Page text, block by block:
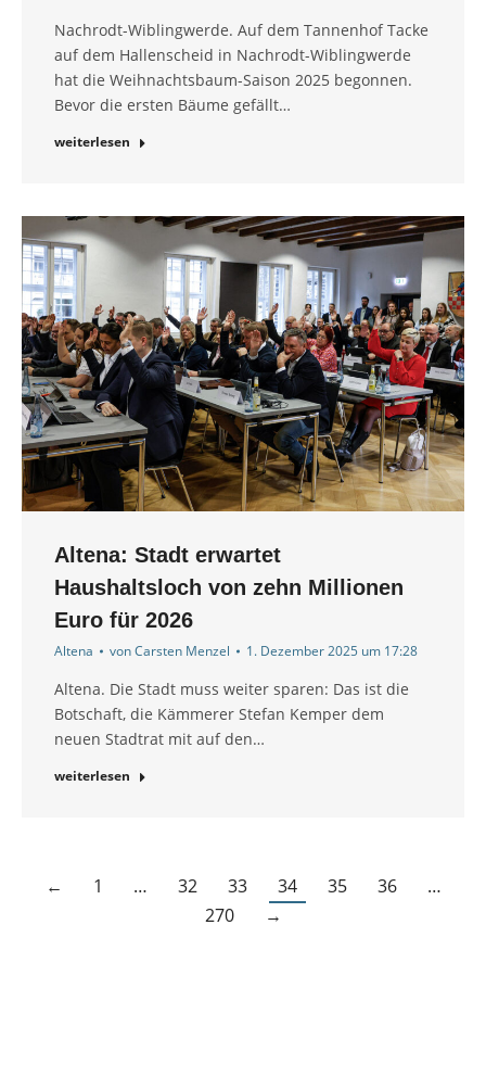
Nachrodt-Wiblingwerde. Auf dem Tannenhof Tacke
auf dem Hallenscheid in Nachrodt-Wiblingwerde
hat die Weihnachtsbaum-Saison 2025 begonnen.
Bevor die ersten Bäume gefällt…
weiterlesen
Altena: Stadt erwartet
Haushaltsloch von zehn Millionen
Euro für 2026
Altena vonCarsten Menzel 1. Dezember 2025 um 17:28
Altena. Die Stadt muss weiter sparen: Das ist die
Botschaft, die Kämmerer Stefan Kemper dem
neuen Stadtrat mit auf den…
weiterlesen
← 1 … 32 33 34 35 36
…
270
→